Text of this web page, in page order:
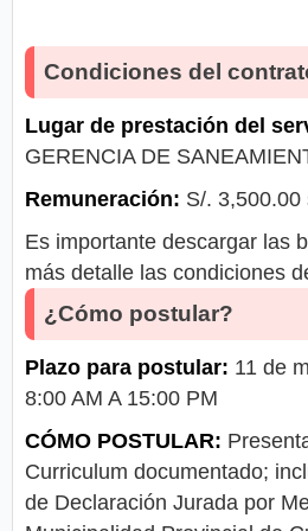
Condiciones del
Lugar de prestación del
GERENCIA DE
Remuneración: S/. 3,500.00
Es importante descargar las
más detalle las condiciones
¿Cómo postular?
Plazo para postular: 11 de
8:00 AM A 15:00 PM
CÓMO POSTULAR:
Curriculum documentado;
de Declaración Jurada por